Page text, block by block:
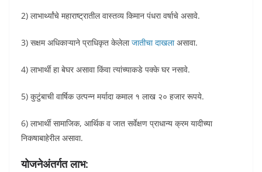
2) लाभार्थ्यांचे महाराष्ट्रातील वास्तव्य किमान पंधरा वर्षाचे असावे.
3) सक्षम अधिकाऱ्याने प्राधिकृत केलेलाजातीचा दाखलाअसावा.
4) लाभार्थी हा बेघर असावा किंवा त्यांच्याकडे पक्के घर नसावे.
5) कुटुंबाची वार्षिक उत्पन्न मर्यादा कमाल १ लाख २० हजार रूपये.
6) लाभार्थी सामाजिक, आर्थिक व जात सर्वेक्षण प्राधान्य क्रम यादीच्या
निकषाबाहेरील असावा.
योजनेअंतर्गत लाभ: